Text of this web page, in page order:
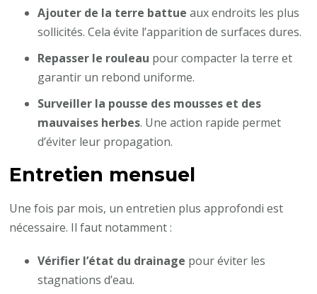
Ajouter de la terre battue aux endroits les plus
sollicités. Cela évite l’apparition de surfaces dures.
Repasser le rouleau pour compacter la terre et
garantir un rebond uniforme.
Surveiller la pousse des mousses et des
mauvaises herbes. Une action rapide permet
d’éviter leur propagation.
Entretien mensuel
Une fois par mois, un entretien plus approfondi est
nécessaire. Il faut notamment :
Vérifier l’état du drainage pour éviter les
stagnations d’eau.